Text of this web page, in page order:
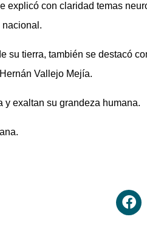
explicó con claridad temas
nacional.
su tierra, también se destacó
Vallejo Mejía.
y exaltan su grandeza humana.